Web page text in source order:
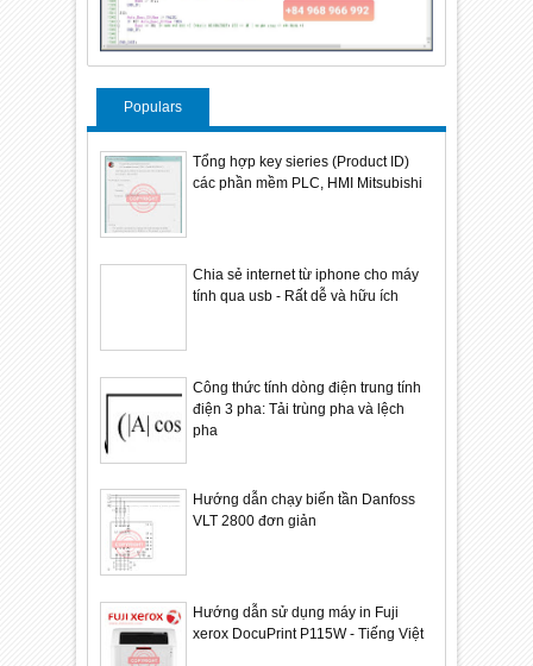
Populars
Tổng hợp key sieries (Product ID)
các phần mềm PLC, HMI Mitsubishi
Chia sẻ internet từ iphone cho máy
tính qua usb - Rất dễ và hữu ích
Công thức tính dòng điện trung tính
điện 3 pha: Tải trùng pha và lệch
pha
Hướng dẫn chạy biến tần Danfoss
VLT 2800 đơn giản
Hướng dẫn sử dụng máy in Fuji
xerox DocuPrint P115W - Tiếng Việt